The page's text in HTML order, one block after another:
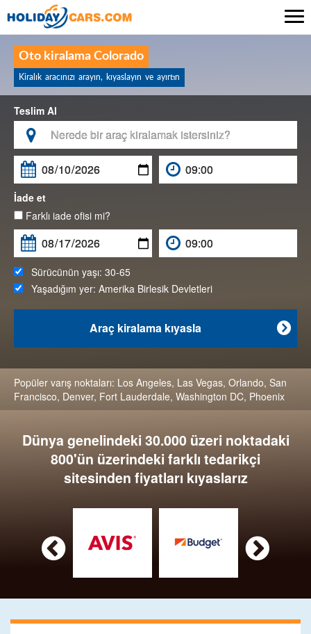
Oto kiralama Colorado
Kiralık aracınızı arayın, kıyaslayın ve ayırtın
Teslim Al


İade et
Farklı iade ofisi mi?
Sürücünün yaşı: 30-65
Yaşadığım yer: Amerika Birlesik Devletleri

Araç kiralama kıyasla
Popüler varış noktaları: Los Angeles, Las Vegas, Orlando, San
Francisco, Denver, Fort Lauderdale, Washington DC, Phoenix
Dünya genelindeki 30.000 üzeri noktadaki
800'ün üzerindeki farklı tedarikçi
sitesinden fiyatları kıyaslarız
 